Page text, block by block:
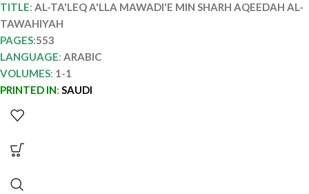
TITLE: AL-TA'LEQ A'LLA MAWADI'E MIN SHARH AQEEDAH AL-
TAWAHIYAH
PAGES:553
LANGUAGE: ARABIC
VOLUMES: 1-1
PRINTED IN: SAUDI